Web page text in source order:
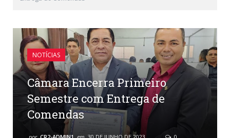
NOTÍCIAS
Câmara Encerra Primeiro
Semestre com Entrega de
Comendas